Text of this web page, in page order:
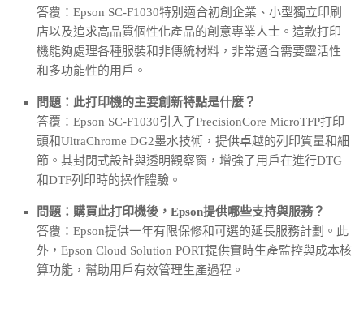
答覆：Epson SC-F1030特別適合初創企業、小型獨立印刷
店以及追求高品質個性化產品的創意專業人士。這款打印
機能夠處理各種服裝和非傳統材料，非常適合需要靈活性
和多功能性的用戶。
問題：此打印機的主要創新特點是什麼？
答覆：Epson SC-F1030引入了PrecisionCore MicroTFP打印
頭和UltraChrome DG2墨水技術，提供卓越的列印質量和細
節。其封閉式設計與透明觀察窗，增強了用戶在進行DTG
和DTF列印時的操作體驗。
問題：購買此打印機後，Epson提供哪些支持與服務？
答覆：Epson提供一年有限保修和可選的延長服務計劃。此
外，Epson Cloud Solution PORT提供實時生產監控與成本核
算功能，幫助用戶有效管理生產過程。